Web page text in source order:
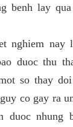
benh lay
nghiem nay
duoc thu
so thay
co gay ra
duoc nhung